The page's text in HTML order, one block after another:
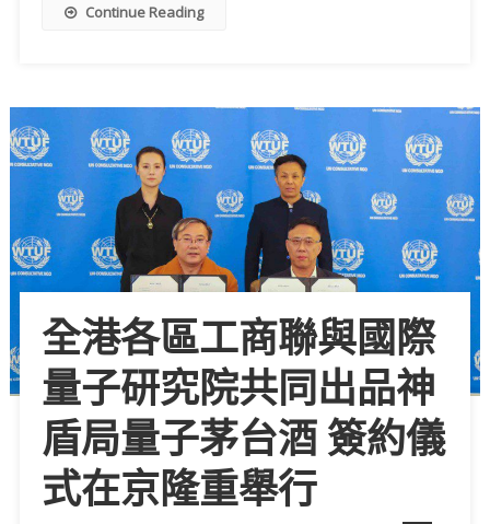
Continue Reading
全港各區工商聯與國際
量子研究院共同出品神
盾局量子茅台酒 簽約儀
式在京隆重舉行